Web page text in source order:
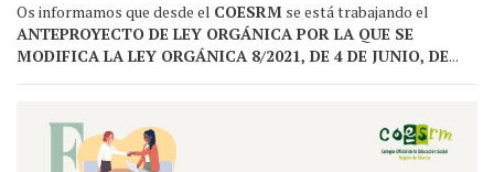
Os informamos que desde el COESRM se está trabajando el
ANTEPROYECTO DE LEY ORGÁNICA POR LA QUE SE
MODIFICA LA LEY ORGÁNICA 8/2021, DE 4 DE JUNIO, DE...